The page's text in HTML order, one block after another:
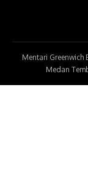
Mentari Greenwich
Medan